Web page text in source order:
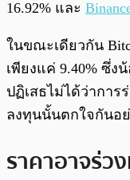
16.92% และ
ในขณะเดียวกัน
เพียงแค่ 9.40% ซึ่ง
ปฏิเสธไม่ได้ว่าการ
ลงทุนนั้นตกใจกันอ
ราคาอาจร่ว